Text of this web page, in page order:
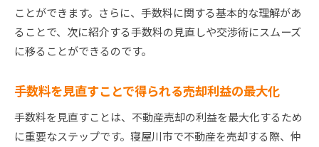
ことができます。さらに、手数料に関する基本的な理解があ
ることで、次に紹介する手数料の見直しや交渉術にスムーズ
に移ることができるのです。
手数料を見直すことで得られる売却利益の最大化
手数料を見直すことは、不動産売却の利益を最大化するため
に重要なステップです。寝屋川市で不動産を売却する際、仲